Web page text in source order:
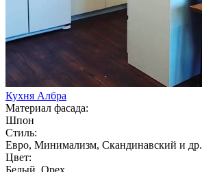
Кухня Албра
Материал фасада:
Шпон
Стиль:
Евро, Минимализм, Скандинавский и др.
Цвет:
Белый, Орех